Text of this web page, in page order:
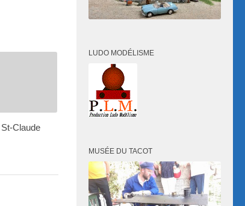
Claude
LUDO MODÉLISME
MUSÉE DU TACOT